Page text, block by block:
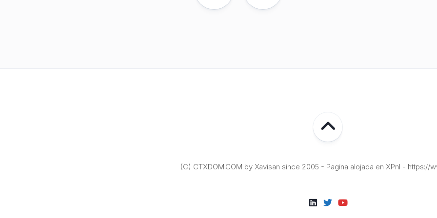
(C) CTXDOM.COM by Xavisan since 2005 - Pagina alojada en XPnI - https://